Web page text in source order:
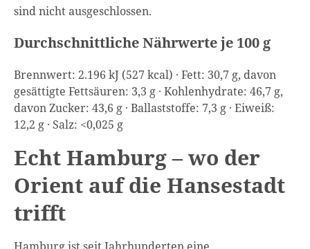
sind nicht ausgeschlossen.
Durchschnittliche Nährwerte je 100 g
Brennwert: 2.196 kJ (527 kcal) · Fett: 30,7 g, davon
gesättigte Fettsäuren: 3,3 g · Kohlenhydrate: 46,7 g,
davon Zucker: 43,6 g · Ballaststoffe: 7,3 g · Eiweiß:
12,2 g · Salz: <0,025 g
Echt Hamburg – wo der
Orient auf die Hansestadt
trifft